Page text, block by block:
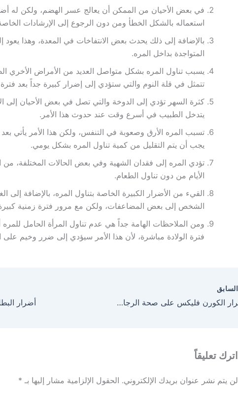
في بعض الأحيان من الممكن أن يعالج عسر الهضم، ولكن له
استعماله بالشكل الخطأ ومن دون الرجوع إلى الإرشادات
بالإضافة إلى ذلك يحدث بعض الانتفاخات في المعدة، وهذا يعود
المتواجدة بداخل المره.
يسبب تناول المره بشكل متواصل العديد من الأمراض الأخري
تتمثل في قلة النوم والتي ستؤدي إلى إضرار كبيرة جداً بعد
كثرة السهر تؤدي إلى الدوخة والتي تصل في بعض الأحيان إلى
يتدخل الطبيب في أسرع وقت عند حدوث هذا الأمر.
تسبب المره الأرق وصعوبة في التنفس، ولكن هذا الأمر يأتي
يجب أن يتم التقليل من كمية تناول المره بشكل يومي.
تؤدي المره إلى فقدان الشهية وفي بعض الحالات المختلفة،
الأيام من دون تناول الطعام.
القيء من الأضرار الكبيرة الخاصة بتناول المره، بالإضافة إلى
الشخص إلى بعض المضاعفات، ولكن مع مرور فترة زمنية
ومن الملاحظات الهامة جداً هي عدم تناول المرأة الحامل للمره
فترة الولادة مباشرة، لأن هذا الأمر سيؤدي إلى ضرر وخيم على
السابق
أضرار الكورن فليكس على صحة الرجال والنساء والاطفال أضرار
اترك تعليقاً
لن يتم نشر عنوان بريدك الإلكتروني. الحقول الإلزامية مشار إليها بـ *